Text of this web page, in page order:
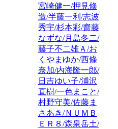
宮崎健一/押見修
造/半藤一利/志波
秀宇/杉本彩/齋藤
なずな/月島冬二/
藤子不二雄Ａ/お
くやまゆか/西條
奈加/内海隆一郎/
日吉ゆい子/浦沢
直樹/一色まこと/
村野守美/佐藤ま
さあき/ＮＵＭＢ
ＥＲ８/森泉岳土/